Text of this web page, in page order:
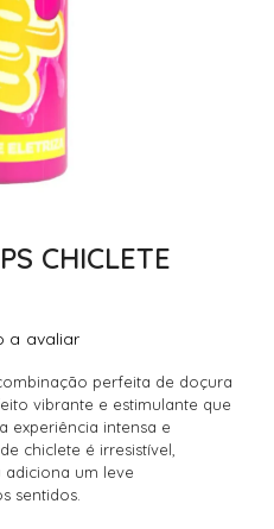
CHICLETE
a avaliar
perfeita de doçura
vibrante e estimulante que
experiência intensa e
chiclete é irresistível,
um leve
sentidos.